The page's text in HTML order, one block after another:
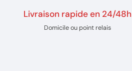
Livraison rapide en 24/48h
Domicile ou point relais